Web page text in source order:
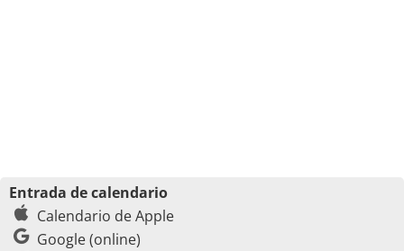
Entrada de calendario
Calendario de Apple
Google (online)